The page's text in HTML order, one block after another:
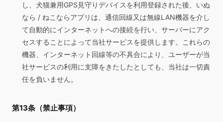
し、犬猫兼用GPS見守りデバイスを利用登録された後、いぬ
なら / ねこならアプリは、通信回線又は無線LAN機器を介し
て自動的にインターネットへの接続を行い、サーバーにアク
セスすることによって当社サービスを提供します。これらの
機器、インターネット回線等の不具合により、ユーザーが当
社サービスの利用に支障をきたしたとしても、当社は一切責
任を負いません。
第13条（禁止事項）